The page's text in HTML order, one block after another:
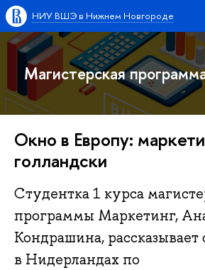
НИУ ВШЭ в Нижнем Новгороде
Магистерская
Окно в Европу:
голландски
Студентка 1 курса
программы Маркетинг,
Кондрашина, рассказывает
в Нидерландах по